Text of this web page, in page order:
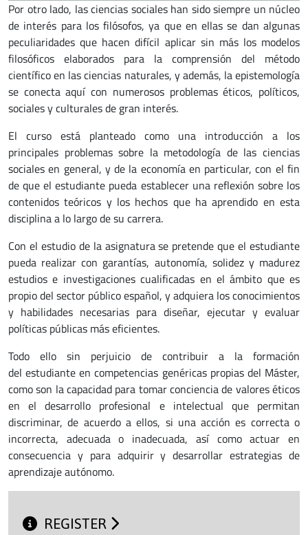
Por otro lado, las ciencias sociales han sido siempre un núcleo
de interés para los filósofos, ya que en ellas se dan algunas
peculiaridades que hacen difícil aplicar sin más los modelos
filosóficos elaborados para la comprensión del método
científico en las ciencias naturales, y además, la epistemología
se conecta aquí con numerosos problemas éticos, políticos,
sociales y culturales de gran interés.
El curso está planteado como una introducción a los
principales problemas sobre la metodología de las ciencias
sociales en general, y de la economía en particular, con el fin
de que el estudiante pueda establecer una reflexión sobre los
contenidos teóricos y los hechos que ha aprendido en esta
disciplina a lo largo de su carrera.
Con el estudio de la asignatura se pretende que el estudiante
pueda realizar con garantías, autonomía, solidez y madurez
estudios e investigaciones cualificadas en el ámbito que es
propio del sector público español, y adquiera los conocimientos
y habilidades necesarias para diseñar, ejecutar y evaluar
políticas públicas más eficientes.
Todo ello sin perjuicio de contribuir a la formación
del estudiante en competencias genéricas propias del Máster,
como son la capacidad para tomar conciencia de valores éticos
en el desarrollo profesional e intelectual que permitan
discriminar, de acuerdo a ellos, si una acción es correcta o
incorrecta, adecuada o inadecuada, así como actuar en
consecuencia y para adquirir y desarrollar estrategias de
aprendizaje autónomo.
REGISTER